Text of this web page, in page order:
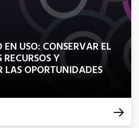
USO: CONSERVAR EL
Y
LAS OPORTUNIDADES